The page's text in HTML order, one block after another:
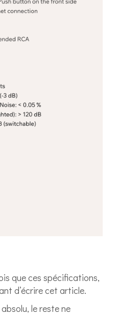
que ces spécifications,
d’écrire cet article.
le reste ne